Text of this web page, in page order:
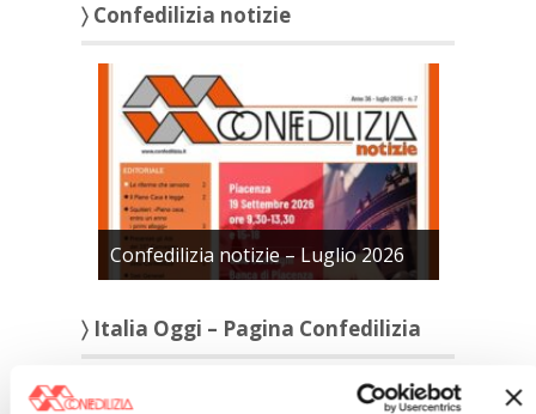
〉 Confedilizia notizie
Confedilizia notizie – Luglio 2026
〉 Italia Oggi – Pagina Confedilizia